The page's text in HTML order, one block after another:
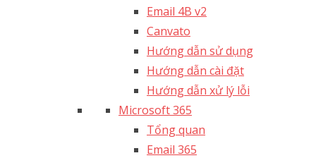
Email 4B v2
Canvato
Hướng dẫn sử dụng
Hướng dẫn cài đặt
Hướng dẫn xử lý lỗi
Microsoft 365
Tổng quan
Email 365